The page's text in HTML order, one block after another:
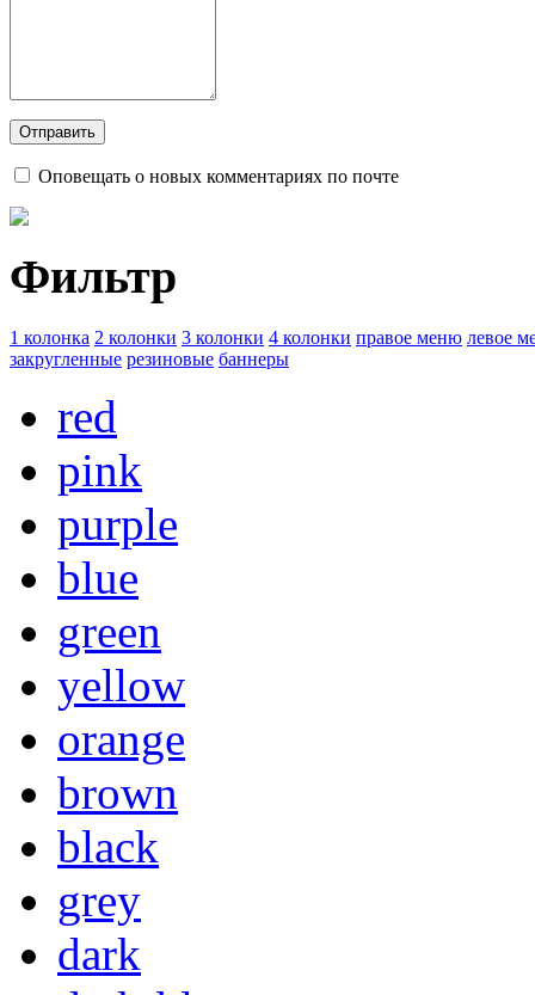
Оповещать о новых комментариях по почте
Фильтр
1 колонка 2 колонки 3 колонки 4 колонки правое меню левое
закругленные резиновые баннеры
red
pink
purple
blue
green
yellow
orange
brown
black
grey
dark